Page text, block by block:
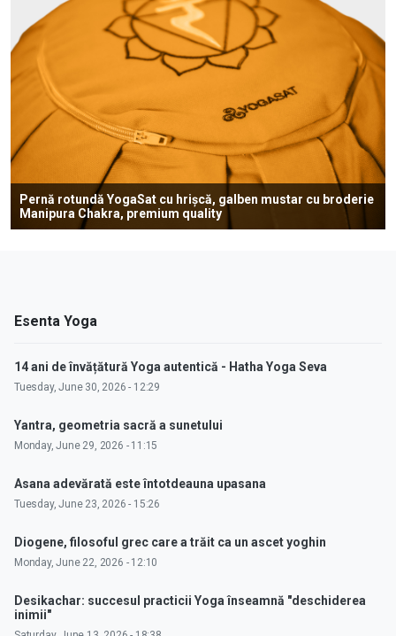
Pernă rotundă YogaSat cu hrișcă, galben mustar cu broderie
Manipura Chakra, premium quality
Esenta Yoga
14 ani de învățătură Yoga autentică - Hatha Yoga Seva
Tuesday, June 30, 2026 - 12:29
Yantra, geometria sacră a sunetului
Monday, June 29, 2026 - 11:15
Asana adevărată este întotdeauna upasana
Tuesday, June 23, 2026 - 15:26
Diogene, filosoful grec care a trăit ca un ascet yoghin
Monday, June 22, 2026 - 12:10
Desikachar: succesul practicii Yoga înseamnă "deschiderea
inimii"